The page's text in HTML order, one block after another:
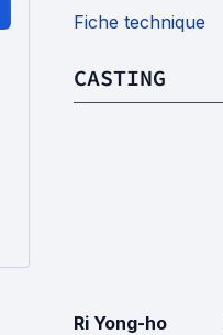
Fiche technique
CASTING
Ri Yong-ho